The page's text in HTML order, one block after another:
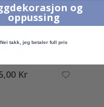
Kr
og
oppussing
Nei takk, jeg betaler full pris